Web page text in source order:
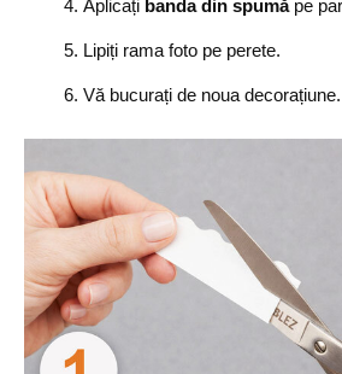
Aplicați banda din spumăpe
Lipiți rama foto pe perete.
Vă bucurați de noua decorațiune.